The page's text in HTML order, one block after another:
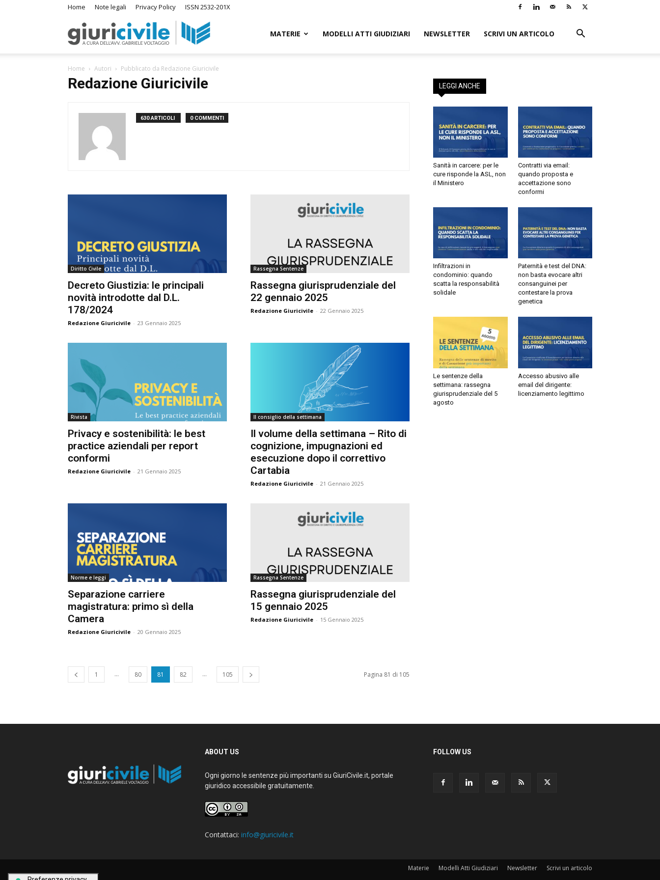
Home Note legali Privacy Policy ISSN 2532-201X
GiuriCivile.it
–
Rassegna
Giurisprudenza
MATERIE MODELLI ATTI GIUDIZIARI NEWSLETTER SCRIVI UN ARTICOLO
Home Autori Pubblicato da Redazione Giuricivile
Redazione Giuricivile
630 ARTICOLI 0 COMMENTI
Diritto Civile
Decreto Giustizia: le principali
novità introdotte dal D.L.
178/2024
Redazione Giuricivile - 23 Gennaio 2025
Rassegna Sentenze
Rassegna giurisprudenziale del
22 gennaio 2025
Redazione Giuricivile - 22 Gennaio 2025
Rivista
Privacy e sostenibilità: le best
practice aziendali per report
conformi
Redazione Giuricivile - 21 Gennaio 2025
Il consiglio della settimana
Il volume della settimana – Rito di
cognizione, impugnazioni ed
esecuzione dopo il correttivo
Cartabia
Redazione Giuricivile - 21 Gennaio 2025
Norme e leggi
Separazione carriere
magistratura: primo sì della
Camera
Redazione Giuricivile - 20 Gennaio 2025
Rassegna Sentenze
Rassegna giurisprudenziale del
15 gennaio 2025
Redazione Giuricivile - 15 Gennaio 2025
... 80 81 82 ... 105 Pagina 81 di 105
LEGGI ANCHE
Sanità in carcere: per le
cure risponde la ASL, non
il Ministero
Contratti via email:
quando proposta e
accettazione sono
conformi
Infiltrazioni in
condominio: quando
scatta la responsabilità
solidale
Paternità e test del DNA:
non basta evocare altri
consanguinei per
contestare la prova
genetica
Le sentenze della
settimana: rassegna
giurisprudenziale del 5
agosto
Accesso abusivo alle
email del dirigente:
licenziamento legittimo
ABOUT US
Ogni giorno le sentenze più importanti su GiuriCivile.it, portale
giuridico accessibile gratuitamente.
Contattaci:info@giuricivile.it
FOLLOW US
Materie Modelli Atti Giudiziari Newsletter Scrivi un articolo
Autorizzo l’invio di comunicazioni a scopo commerciale e di
marketing nei limiti indicati nell’informativa.
Cliccando su “Iscriviti” dichiari di aver letto e accettato la
Iscriviti